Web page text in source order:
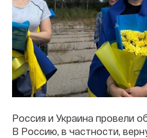
Россия и Украина провели
В Россию, в частности,